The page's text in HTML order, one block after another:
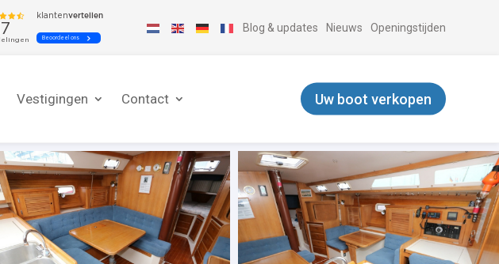
Blog & updates Nieuws Openingstijden
Vestigingen Contact Uw boot verkopen